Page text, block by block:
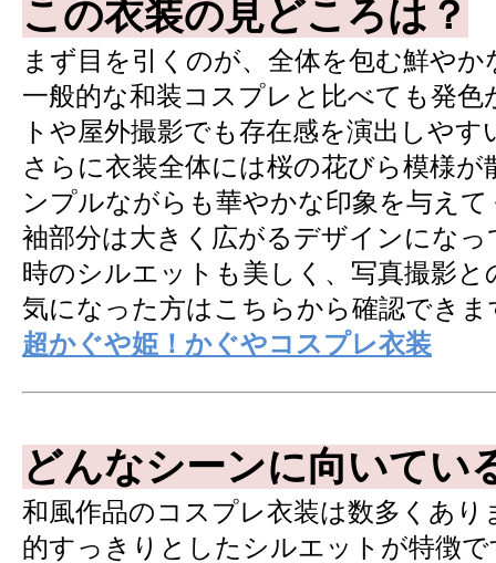
この衣装の見どころは？
まず目を引くのが、全体を包む鮮やか
一般的な和装コスプレと比べても発
トや屋外撮影でも存在感を演出しや
さらに衣装全体には桜の花びら模様
ンプルながらも華やかな印象を与え
袖部分は大きく広がるデザインにな
時のシルエットも美しく、写真撮影
気になった方はこちらから確認できま
超かぐや姫！かぐやコスプレ衣装
どんなシーンに向いてい
和風作品のコスプレ衣装は数多くあ
的すっきりとしたシルエットが特徴で